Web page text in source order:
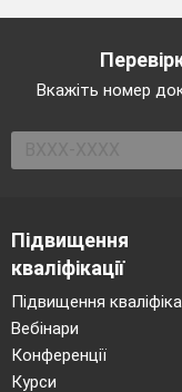
Вкажіть номер
Підвищення
кваліфікації
Підвищення
Вебінари
Конференції
Курси